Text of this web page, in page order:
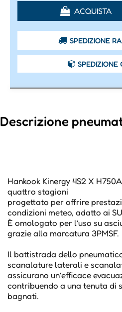
ACQUISTA
SPEDIZIONE
SPEDIZIONE
Descrizione
Hankook Kinergy 4S2 X
quattro stagioni
progettato per offrire
condizioni meteo, adatto ai
È omologato per l’uso su
grazie alla marcatura 3PMSF.
Il battistrada dello
scanalature laterali e
assicurano un’efficace
contribuendo a una tenuta di
bagnati.